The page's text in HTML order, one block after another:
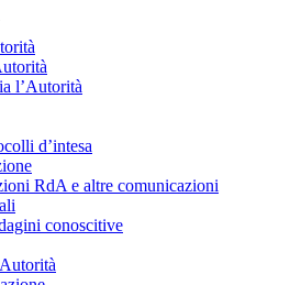
l’Autorità
d’intesa
RdA e altre comunicazioni
conoscitive